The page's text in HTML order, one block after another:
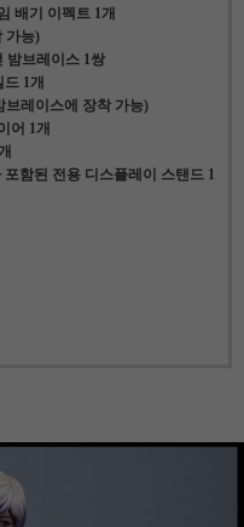
배기 이펙트 1개
가능)
밤브레이스 1쌍
드 1개
브레이스에 장착 가능)
어 1개
함된 전용 디스플레이 스탠드 1